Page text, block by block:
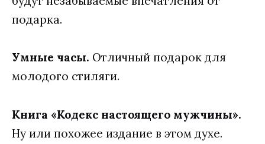
подарка.
Умные часы. Отличный подарок для
молодого стиляги.
Книга «Кодекс настоящего мужчины».
Ну или похожее издание в этом духе.